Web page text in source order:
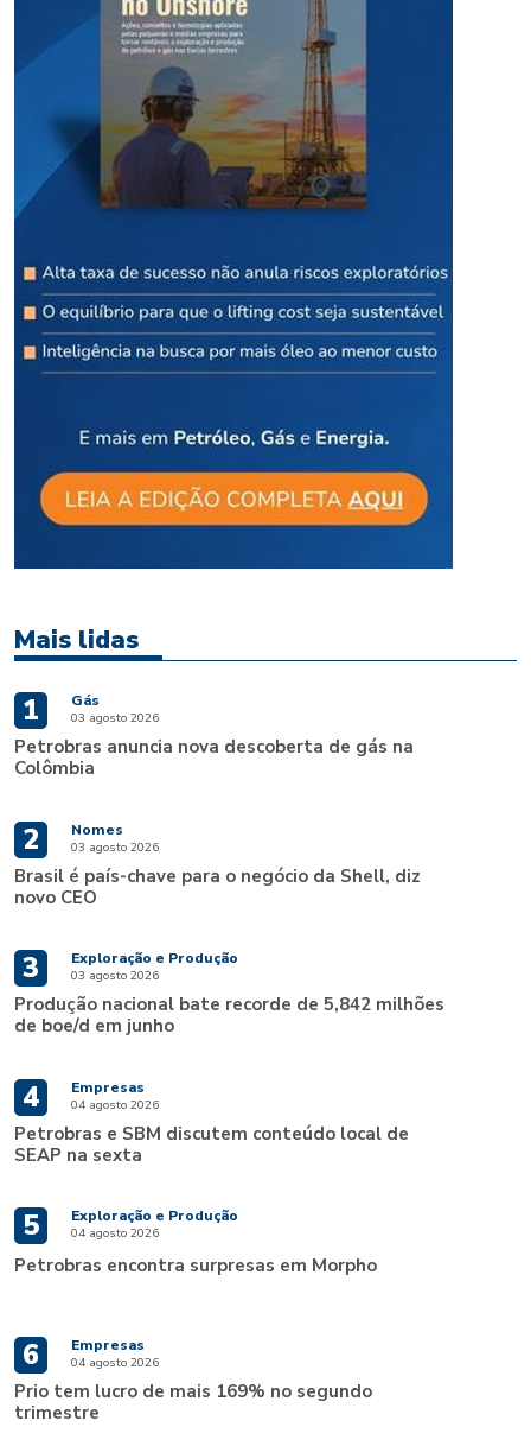
Mais lidas
1 Gás
03 agosto 2026
Petrobras anuncia nova descoberta de gás na
Colômbia
2 Nomes
03 agosto 2026
Brasil é país-chave para o negócio da Shell, diz
novo CEO
3 Exploração e Produção
03 agosto 2026
Produção nacional bate recorde de 5,842 milhões
de boe/d em junho
4 Empresas
04 agosto 2026
Petrobras e SBM discutem conteúdo local de
SEAP na sexta
5 Exploração e Produção
04 agosto 2026
Petrobras encontra surpresas em Morpho
6 Empresas
04 agosto 2026
Prio tem lucro de mais 169% no segundo
trimestre